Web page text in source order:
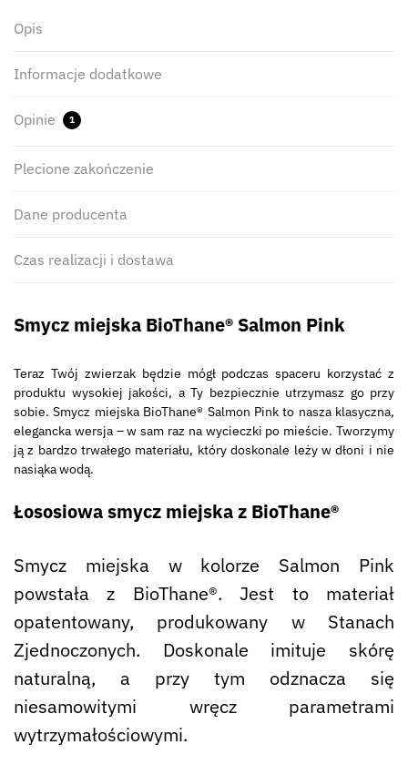
Opis
Informacje dodatkowe
Opinie 1
Plecione zakończenie
Dane producenta
Czas realizacji i dostawa
Smycz miejska BioThane® Salmon Pink
Teraz Twój zwierzak będzie mógł podczas spaceru korzystać z
produktu wysokiej jakości, a Ty bezpiecznie utrzymasz go przy
sobie. Smycz miejska BioThane® Salmon Pink to nasza klasyczna,
elegancka wersja – w sam raz na wycieczki po mieście. Tworzymy
ją z bardzo trwałego materiału, który doskonale leży w dłoni i nie
nasiąka wodą.
Łososiowa smycz miejska z BioThane®
Smycz miejska w kolorze Salmon Pink
powstała z BioThane®. Jest to materiał
opatentowany, produkowany w Stanach
Zjednoczonych. Doskonale imituje skórę
naturalną, a przy tym odznacza się
niesamowitymi wręcz parametrami
wytrzymałościowymi.